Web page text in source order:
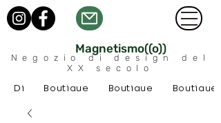
Magnetismo((o))
Negozio di design del
XX secolo
Di Boutique Boutique Boutique